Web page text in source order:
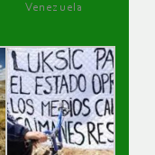
Venezuela